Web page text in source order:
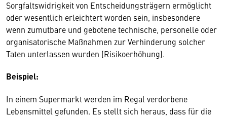
Sorgfaltswidrigkeit von Entscheidungsträgern ermöglicht
oder wesentlich erleichtert worden sein, insbesondere
wenn zumutbare und gebotene technische, personelle oder
organisatorische Maßnahmen zur Verhinderung solcher
Taten unterlassen wurden (Risikoerhöhung).
Beispiel:
In einem Supermarkt werden im Regal verdorbene
Lebensmittel gefunden. Es stellt sich heraus, dass für die